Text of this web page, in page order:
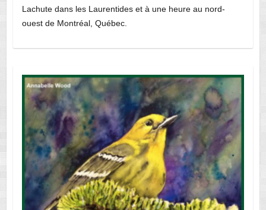
Lachute dans les Laurentides et à une heure au nord-
ouest de Montréal, Québec.